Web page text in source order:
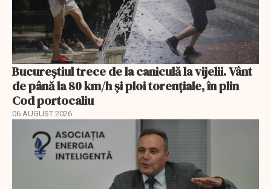
Bucureștiul trece de la caniculă la vijelii. Vânt
de până la 80 km/h și ploi torențiale, în plin
Cod portocaliu
06 AUGUST 2026